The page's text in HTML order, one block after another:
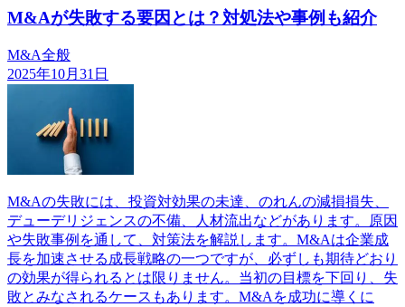
M&Aが失敗する要因とは？対処法や事例も紹介
M&A全般
2025年10月31日
M&Aの失敗には、投資対効果の未達、のれんの減損損失、
デューデリジェンスの不備、人材流出などがあります。原因
や失敗事例を通して、対策法を解説します。M&Aは企業成
長を加速させる成長戦略の一つですが、必ずしも期待どおり
の効果が得られるとは限りません。当初の目標を下回り、失
敗とみなされるケースもあります。M&Aを成功に導くに